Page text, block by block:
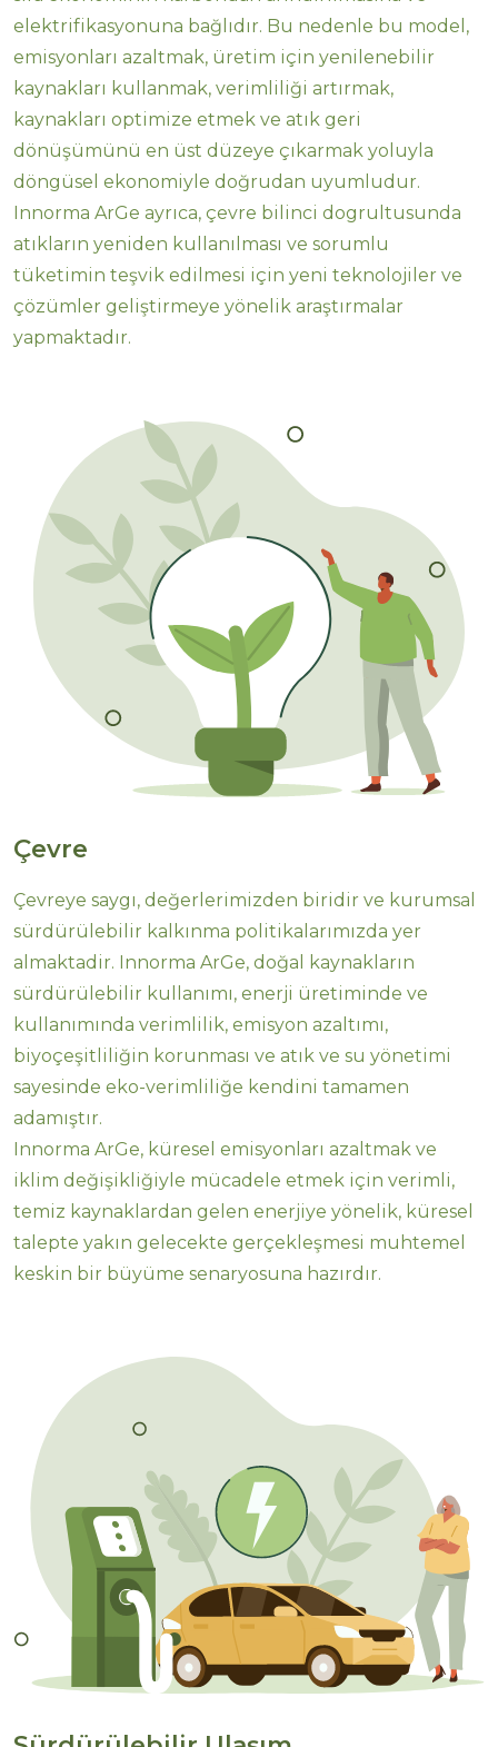
elektrifikasyonuna bağlıdır. Bu nedenle bu model,
emisyonları azaltmak, üretim için yenilenebilir
kaynakları kullanmak, verimliliği artırmak,
kaynakları optimize etmek ve atık geri
dönüşümünü en üst düzeye çıkarmak yoluyla
döngüsel ekonomiyle doğrudan uyumludur.
Innorma ArGe ayrıca, çevre bilinci dogrultusunda
atıkların yeniden kullanılması ve sorumlu
tüketimin teşvik edilmesi için yeni teknolojiler ve
çözümler geliştirmeye yönelik araştırmalar
yapmaktadır.
Çevre
Çevreye saygı, değerlerimizden biridir ve kurumsal
sürdürülebilir kalkınma politikalarımızda yer
almaktadir. Innorma ArGe, doğal kaynakların
sürdürülebilir kullanımı, enerji üretiminde ve
kullanımında verimlilik, emisyon azaltımı,
biyoçeşitliliğin korunması ve atık ve su yönetimi
sayesinde eko-verimliliğe kendini tamamen
adamıştır.
Innorma ArGe, küresel emisyonları azaltmak ve
iklim değişikliğiyle mücadele etmek için verimli,
temiz kaynaklardan gelen enerjiye yönelik, küresel
talepte yakın gelecekte gerçekleşmesi muhtemel
keskin bir büyüme senaryosuna hazırdır.